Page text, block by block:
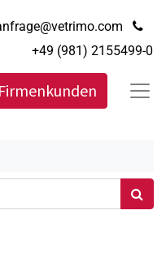
+49 (981) 2155499-0
Firmenkunden